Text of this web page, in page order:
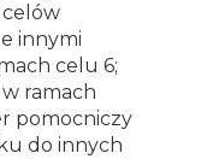
innymi
celu 6;
ramach
pomocniczy
do innych